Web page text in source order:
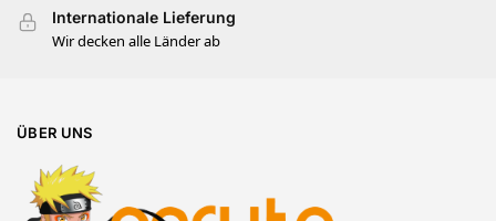
Internationale Lieferung
Wir decken alle Länder ab
ÜBER UNS